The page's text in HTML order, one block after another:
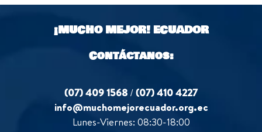
¡MUCHO MEJOR!ECUADOR
Contáctanos:
(07) 409 1568 /(07) 410 4227
info@muchomejorecuador.org.ec
Lunes-Viernes: 08:30-18:00